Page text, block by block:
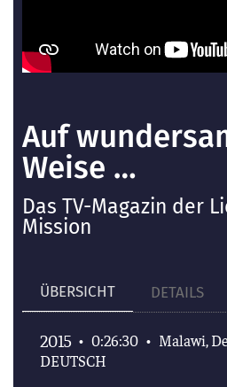
Auf
Weise …
Das TV-Magazin der
Mission
ÜBERSICHT DETAILS
2015 • 0:26:30 • Malawi,
DEUTSCH